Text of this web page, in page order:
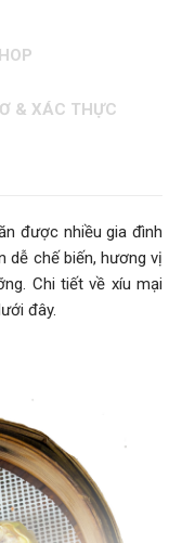
& XÁC THỰC
được nhiều gia đình
dễ chế biến, hương vị
Chi tiết về xíu mại
đây.